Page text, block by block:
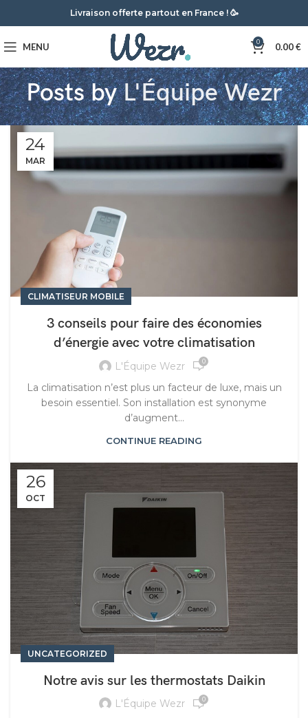
Livraison offerte partout en France ! 🥳
MENU 0 0.00€
Posts byL'Équipe Wezr
24
MAR
CLIMATISEUR MOBILE
3 conseils pour faire des économies
d’énergie avec votre climatisation
L'Équipe Wezr 0
La climatisation n’est plus un facteur de luxe, mais un
besoin essentiel. Son installation est synonyme
d’augment...
CONTINUE READING
26
OCT
UNCATEGORIZED
Notre avis sur les thermostats Daikin
L'Équipe Wezr 0